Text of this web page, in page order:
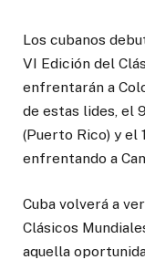
Los cubanos
VI Edición del
enfrentarán a
de estas lides, el
(Puerto Rico) y el
enfrentando a
Cuba volverá a
Clásicos
aquella